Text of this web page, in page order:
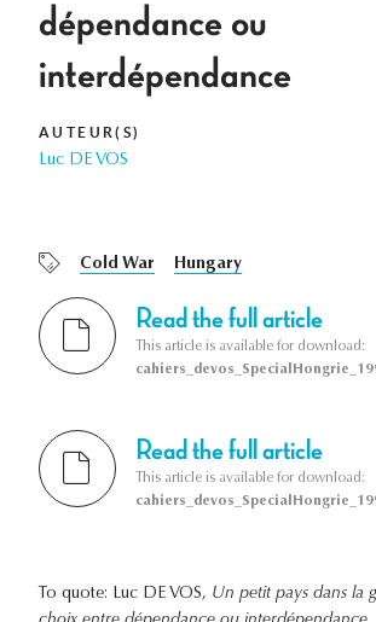
dépendance ou
interdépendance
AUTEUR(S)
Luc DE VOS
Cold War Hungary
Read the full article
This article is available for download:
Read the full article
This article is available for download:
To quote: Luc DE VOS, Un petit pays dans la